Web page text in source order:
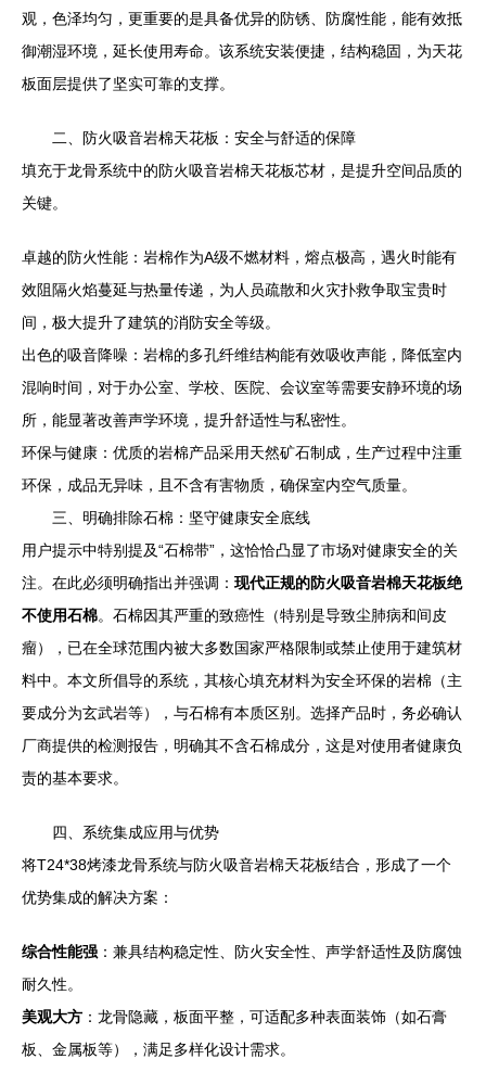
观，色泽均匀，更重要的是具备优异的防锈、防腐性能，能有效抵
御潮湿环境，延长使用寿命。该系统安装便捷，结构稳固，为天花
板面层提供了坚实可靠的支撑。
二、防火吸音岩棉天花板：安全与舒适的保障
填充于龙骨系统中的防火吸音岩棉天花板芯材，是提升空间品质的
关键。
卓越的防火性能：岩棉作为A级不燃材料，熔点极高，遇火时能有
效阻隔火焰蔓延与热量传递，为人员疏散和火灾扑救争取宝贵时
间，极大提升了建筑的消防安全等级。
出色的吸音降噪：岩棉的多孔纤维结构能有效吸收声能，降低室内
混响时间，对于办公室、学校、医院、会议室等需要安静环境的场
所，能显著改善声学环境，提升舒适性与私密性。
环保与健康：优质的岩棉产品采用天然矿石制成，生产过程中注重
环保，成品无异味，且不含有害物质，确保室内空气质量。
三、明确排除石棉：坚守健康安全底线
用户提示中特别提及“石棉带”，这恰恰凸显了市场对健康安全的关
注。在此必须明确指出并强调： 现代正规的防火吸音岩棉天花板绝
不使用石棉。石棉因其严重的致癌性（特别是导致尘肺病和间皮
瘤），已在全球范围内被大多数国家严格限制或禁止使用于建筑材
料中。本文所倡导的系统，其核心填充材料为安全环保的岩棉（主
要成分为玄武岩等），与石棉有本质区别。选择产品时，务必确认
厂商提供的检测报告，明确其不含石棉成分，这是对使用者健康负
责的基本要求。
四、系统集成应用与优势
将T24*38烤漆龙骨系统与防火吸音岩棉天花板结合，形成了一个
优势集成的解决方案：
综合性能强 ：兼具结构稳定性、防火安全性、声学舒适性及防腐蚀
耐久性。
美观大方 ：龙骨隐藏，板面平整，可适配多种表面装饰（如石膏
板、金属板等），满足多样化设计需求。